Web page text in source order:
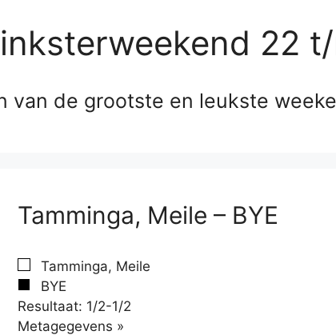
22
van de grootste en leukste
Tamminga, Meile – BYE
Tamminga, Meile
BYE
Resultaat: 1/2-1/2
Metagegevens »